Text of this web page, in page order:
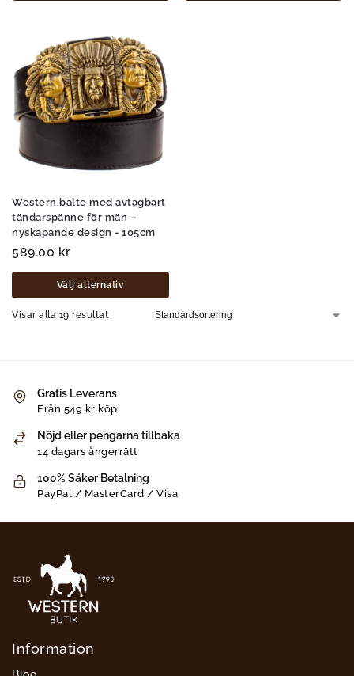
Western bälte med avtagbart
tändarspänne för män –
nyskapande design - 105cm
589.00 kr
Välj alternativ
Visar alla 19 resultat
Gratis Leverans
Från 549 kr köp
Nöjd eller pengarna tillbaka
14 dagars ångerrätt
100% Säker Betalning
PayPal / MasterCard / Visa
Information